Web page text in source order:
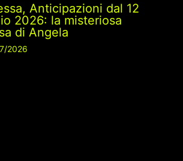
Anticipazioni dal 12
2026: la misteriosa
di Angela
2026